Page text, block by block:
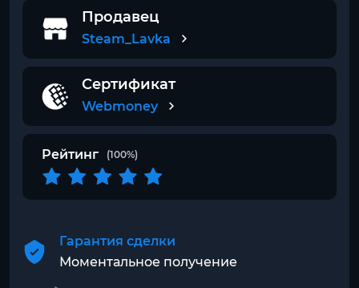
Продавец
Steam_Lavka
Сертификат
Webmoney
Рейтинг (100%)
Гарантия сделки
Моментальное получение